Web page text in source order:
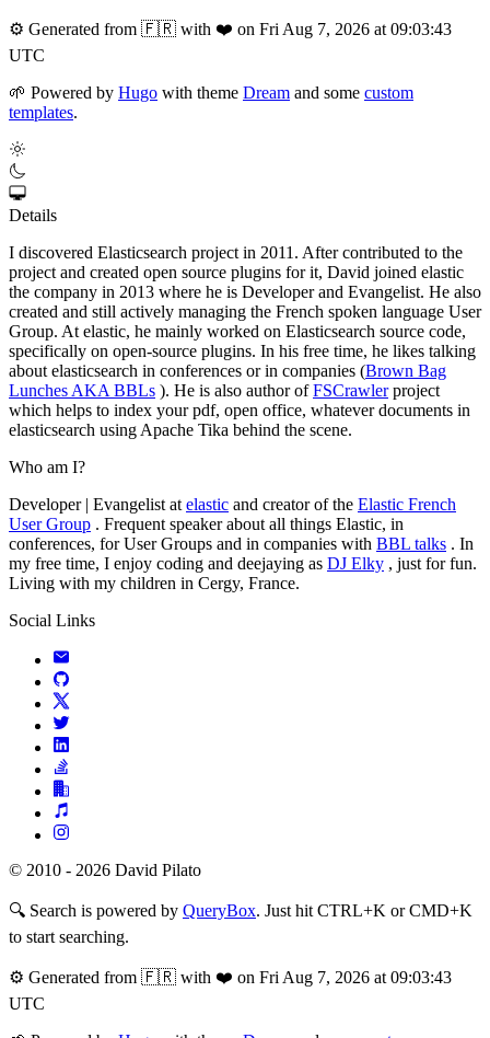
⚙️ Generated from 🇫🇷 with ❤️ on Fri Aug 7, 2026 at 09:03:43
UTC
🌱 Powered by Hugo with theme Dream and some custom
templates.
Details
I discovered Elasticsearch project in 2011. After contributed to the
project and created open source plugins for it, David joined elastic
the company in 2013 where he is Developer and Evangelist. He also
created and still actively managing the French spoken language User
Group. At elastic, he mainly worked on Elasticsearch source code,
specifically on open-source plugins. In his free time, he likes talking
about elasticsearch in conferences or in companies (Brown Bag
Lunches AKA BBLs ). He is also author ofFSCrawlerproject
which helps to index your pdf, open office, whatever documents in
elasticsearch using Apache Tika behind the scene.
Who am I?
Developer | Evangelist at elastic and creator of the Elastic French
User Group . Frequent speaker about all things Elastic, in
conferences, for User Groups and in companies with BBL talks . In
my free time, I enjoy coding and deejaying as DJ Elky , just for fun.
Living with my children in Cergy, France.
Social Links
© 2010 - 2026 David Pilato
🔍 Search is powered by QueryBox. Just hit CTRL+K or CMD+K
to start searching.
⚙️ Generated from 🇫🇷 with ❤️ on Fri Aug 7, 2026 at 09:03:43
UTC